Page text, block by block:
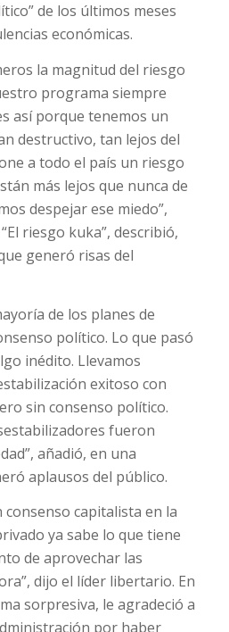
de los últimos meses
económicas.
la magnitud del riesgo
programa siempre
así porque tenemos un
destructivo, tan lejos del
a todo el país un riesgo
más lejos que nunca de
despejar ese miedo”,
riesgo kuka”, describió,
generó risas del
de los planes de
político. Lo que pasó
inédito. Llevamos
exitoso con
sin consenso político.
fueron
añadió, en una
aplausos del público.
consenso capitalista en la
ya sabe lo que tiene
de aprovechar las
dijo el líder libertario. En
sorpresiva, le agradeció a
por haber